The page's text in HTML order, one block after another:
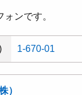
ンです。
1-670-01
）